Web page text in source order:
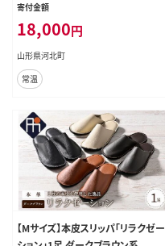
寄付金額
18,000円
山形県河北町
常温
【Mサイズ】本皮スリッパ「リラクゼー